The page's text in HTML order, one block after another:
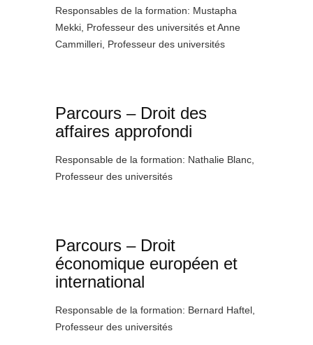
Responsables de la formation: Mustapha
Mekki, Professeur des universités et Anne
Cammilleri, Professeur des universités
Parcours – Droit des
affaires approfondi
Responsable de la formation: Nathalie Blanc,
Professeur des universités
Parcours – Droit
économique européen et
international
Responsable de la formation: Bernard Haftel,
Professeur des universités